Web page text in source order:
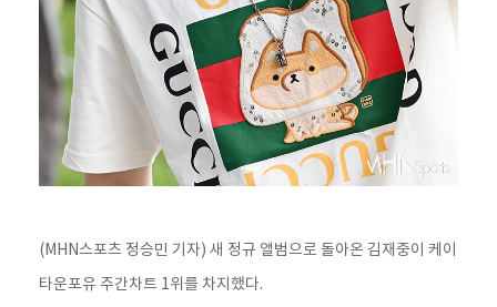
(MHN스포츠 정승민 기자) 새 정규 앨범으로 돌아온 김재중이 케이
타운포유 주간차트 1위를 차지했다.